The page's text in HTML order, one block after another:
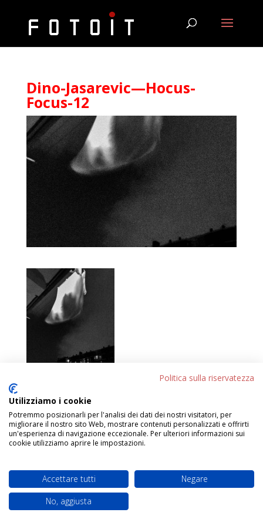
Dino-Jasarevic—Hocus-
Focus-12
Progettato daElegant Themes| Sviluppato da
WordPress
Politica sulla riservatezza
Utilizziamo i cookie
Potremmo posizionarli per l'analisi dei dati dei nostri visitatori, per
migliorare il nostro sito Web, mostrare contenuti personalizzati e offrirti
un'esperienza di navigazione eccezionale. Per ulteriori informazioni sui
cookie utilizziamo aprire le impostazioni.
Accettare tutti
Negare
No, aggiusta